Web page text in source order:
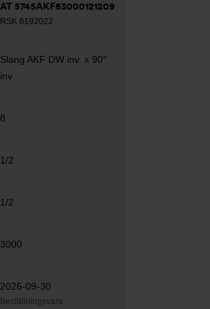
AT 5745AKF83000121209
RSK 8192022
Slang AKF DW inv. x 90°
inv
8
1/2
1/2
3000
2026-09-30
Beställningsvara